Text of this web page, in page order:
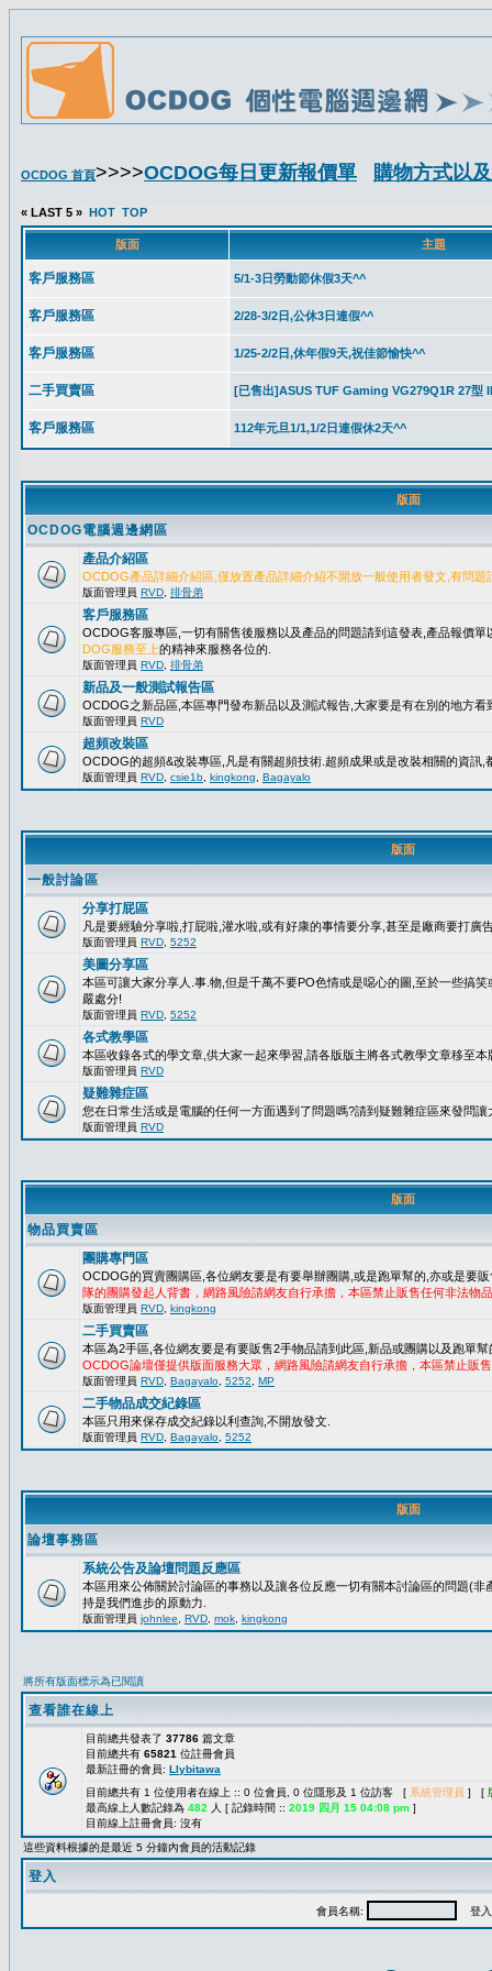
OCDOG 首頁>>>>OCDOG每日更新報價單 購物方式以
版面
OCDOG電腦週邊網區
產品介紹區
OCDOG產品詳細介紹區,僅放置產品詳細介紹不開放一般使用者發文,有問題
版面管理員 RVD 排骨弟
客戶服務區
OCDOG客服專區,一切有關售後服務以及產品的問題請到這發表,產品報價
DOG服務至上的精神來服務各位的.
版面管理員 RVD 排骨弟
新品及一般測試報告區
OCDOG之新品區,本區專門發布新品以及測試報告,大家要是有在別的地方看
版面管理員 RVD
超頻改裝區
OCDOG的超頻&改裝專區,凡是有關超頻技術.超頻成果或是改裝相關的資訊,
版面管理員 RVD csie1b kingkong Bagayalo
版面
一般討論區
分享打屁區
凡是要經驗分享啦,打屁啦,灌水啦,或有好康的事情要分享,甚至是廠商要打廣
版面管理員 RVD 5252
美圖分享區
本區可讓大家分享人.事.物,但是千萬不要PO色情或是噁心的圖,至於一些搞
嚴處分!
版面管理員 RVD 5252
各式教學區
本區收錄各式的學文章,供大家一起來學習,請各版版主將各式教學文章移至本
版面管理員 RVD
疑難雜症區
您在日常生活或是電腦的任何一方面遇到了問題嗎?請到疑難雜症區來發問讓
版面管理員 RVD
版面
物品買賣區
團購專門區
OCDOG的買賣團購區,各位網友要是有要舉辦團購,或是跑單幫的,亦或是要
隊的團購發起人背書，網路風險請網友自行承擔，本區禁止販售任何非法物
版面管理員 RVD kingkong
二手買賣區
本區為2手區,各位網友要是有要販售2手物品請到此區,新品或團購以及跑單
OCDOG論壇僅提供版面服務大眾，網路風險請網友自行承擔，本區禁止販
版面管理員 RVD Bagayalo 5252 MP
二手物品成交紀錄區
本區只用來保存成交紀錄以利查詢,不開放發文.
版面管理員 RVD Bagayalo 5252
版面
論壇事務區
系統公告及論壇問題反應區
本區用來公佈關於討論區的事務以及讓各位反應一切有關本討論區的問題(
持是我們進步的原動力.
版面管理員 johnlee RVD mok kingkong
將所有版面標示為已閱讀
查看誰在線上
目前總共發表了 37786 篇文章
目前總共有 65821 位註冊會員
最新註冊的會員: Llybitawa
目前總共有 1 位使用者在線上 :: 0 位會員, 0 位隱形及 1 位訪客 [ 系統管理員 ] [
最高線上人數記錄為 482 人 [ 記錄時間 :: 2019 四月 15 04:08 pm ]
目前線上註冊會員: 沒有
這些資料根據的是最近 5 分鐘內會員的活動記錄
登入
會員名稱: 登入